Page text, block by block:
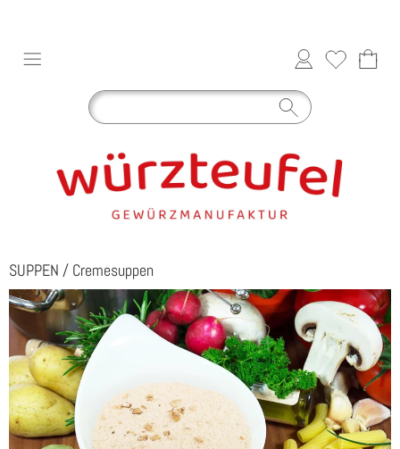
SUPPEN / Cremesuppen